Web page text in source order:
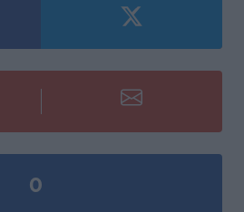
0